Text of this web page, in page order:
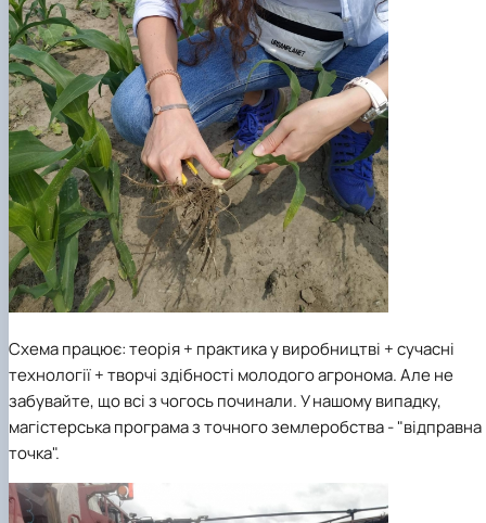
Схема працює: теорія + практика у виробництві + сучасні
технології + творчі здібності молодого агронома. Але не
забувайте, що всі з чогось починали. У нашому випадку,
магістерська програма з точного землеробства - "відправна
точка".